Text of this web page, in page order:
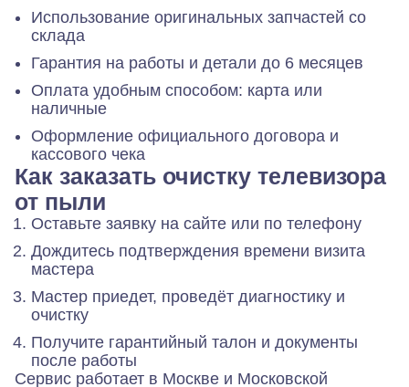
Использование оригинальных запчастей со
склада
Гарантия на работы и детали до 6 месяцев
Оплата удобным способом: карта или
наличные
Оформление официального договора и
кассового чека
Как заказать очистку телевизора
от пыли
Оставьте заявку на сайте или по телефону
Дождитесь подтверждения времени визита
мастера
Мастер приедет, проведёт диагностику и
очистку
Получите гарантийный талон и документы
после работы
Сервис работает в Москве и Московской